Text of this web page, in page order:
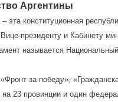
Аргентины
эта конституционная
президенту и Кабинету
называется
за победу»,
23 провинции и один